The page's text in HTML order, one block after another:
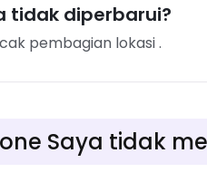
tidak diperbarui?
pembagian lokasi .
Saya tidak